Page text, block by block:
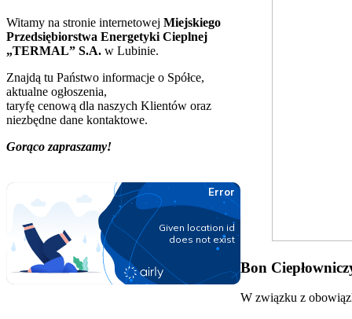
Witamy na stronie internetowej Miejskiego
Przedsiębiorstwa Energetyki Cieplnej
„TERMAL” S.A. w Lubinie.
Znajdą tu Państwo informacje o Spółce,
aktualne ogłoszenia,
taryfę cenową dla naszych Klientów oraz
niezbędne dane kontaktowe.
Gorąco zapraszamy!
Bon
W związku z